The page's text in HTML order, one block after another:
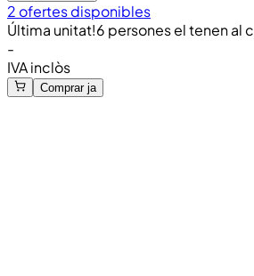
2 ofertes disponibles
Última unitat!6 persones el tenen al
-
IVA inclòs
Comprar ja